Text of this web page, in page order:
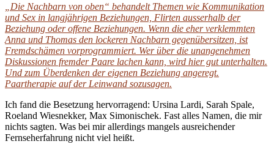
„Die Nachbarn von oben“ behandelt Themen wie Kommunikation
und Sex in langjährigen Beziehungen, Flirten ausserhalb der
Beziehung oder offene Beziehungen. Wenn die eher verklemmten
Anna und Thomas den lockeren Nachbarn gegenübersitzen, ist
Fremdschämen vorprogrammiert. Wer über die unangenehmen
Diskussionen fremder Paare lachen kann, wird hier gut unterhalten.
Und zum Überdenken der eigenen Beziehung angeregt.
Paartherapie auf der Leinwand sozusagen.
Ich fand die Besetzung hervorragend: Ursina Lardi, Sarah Spale,
Roeland Wiesnekker, Max Simonischek. Fast alles Namen, die mir
nichts sagten. Was bei mir allerdings mangels ausreichender
Fernseherfahrung nicht viel heißt.